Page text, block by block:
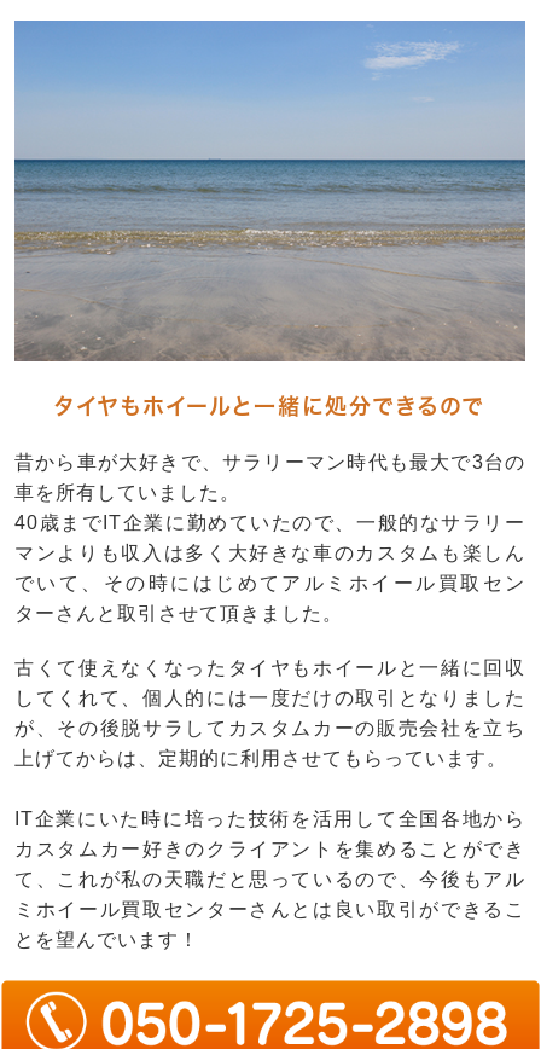
タイヤもホイールと一緒に処分できるので
昔から車が大好きで、サラリーマン時代も最大で3台の
車を所有していました。
40歳までIT企業に勤めていたので、一般的なサラリー
マンよりも収入は多く大好きな車のカスタムも楽しん
でいて、その時にはじめてアルミホイール買取セン
ターさんと取引させて頂きました。
古くて使えなくなったタイヤもホイールと一緒に回収
してくれて、個人的には一度だけの取引となりました
が、その後脱サラしてカスタムカーの販売会社を立ち
上げてからは、定期的に利用させてもらっています。
IT企業にいた時に培った技術を活用して全国各地から
カスタムカー好きのクライアントを集めることができ
て、これが私の天職だと思っているので、今後もアル
ミホイール買取センターさんとは良い取引ができるこ
とを望んでいます！